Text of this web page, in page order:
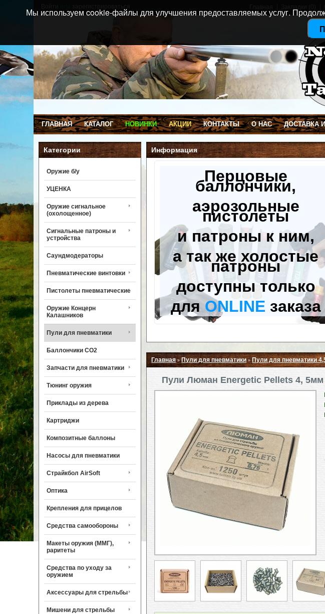
ГЛАВНАЯ КАТАЛОГ НОВИНКИ АКЦИИ КОНТАКТЫ О НАС ДОСТАВКА
Категории
Оружие б/у
УЦЕНКА
Оружие сигнальное
(охолощенное)
Сигнальные патроны и
устройства
Саундмодераторы
Пневматические винтовки
Пистолеты пневматические
Оружие Концерн
Калашников
Пули для пневматики
Баллончики CO2
Запчасти для пневматики
Тюнинг оружия
Приклады из дерева
Картриджи
Композитные баллоны
Насосы для пневматики
Страйкбол AirSoft
Оптика
Крепления для прицелов
Средства самообороны
Макеты оружия (ММГ),
раритеты
Средства по уходу за
оружием
Аксессуары для стрельбы
Мишени для стрельбы
Информация
Перцовые
баллончики,
аэрозольные
пистолеты
и патроны к ним,
а так же холостые
патроны
доступны только
дляONLINE заказа
Главная»Пули для пневматики » Пули для пневматики
Пули Люман Energetic Pellets 4, 5мм
Мы используем cookie-файлы для улучшения предоставляемых услуг.